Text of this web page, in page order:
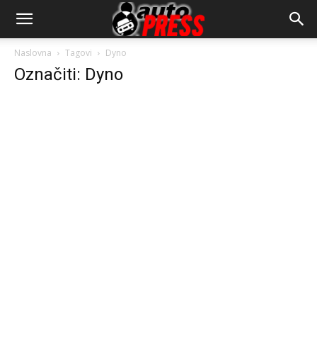
AutopressHR
Naslovna Tagovi Dyno
Označiti: Dyno